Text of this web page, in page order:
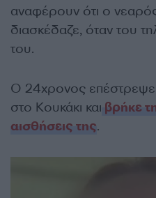
αναφέρουν ότι ο
διασκέδαζε, όταν του
του.
Ο 24χρονος επέστρεψε
στο Κουκάκι και βρήκε
αισθήσεις της.